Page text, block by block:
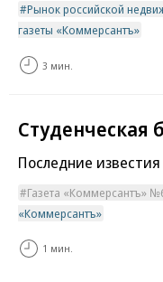
Рынок российской
газеты «Коммерсантъ»
3 мин.
Студенческая
Последние известия
Газета «Коммерсантъ»
«Коммерсантъ»
1 мин.